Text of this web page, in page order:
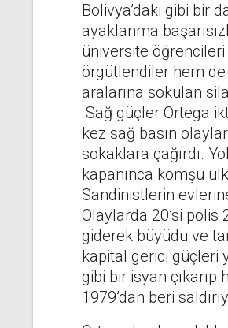
Bolivya’daki gibi bir
ayaklanma
üniversite
örgütlendiler hem de
aralarına sokulan
Sağ güçler Ortega
kez sağ basın
sokaklara çağırdı.
kapanınca komşu
Sandinistlerin
Olaylarda 20’si polis
giderek büyüdü ve
kapital gerici güçleri
gibi bir isyan çıkarıp
1979’dan beri